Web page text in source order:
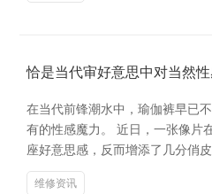
恰是当代审好意思中对当然
在当代前锋潮水中，瑜伽裤早已
有的性感魔力。 近日，一张像片
座好意思感，反而增添了几分俏
维修资讯